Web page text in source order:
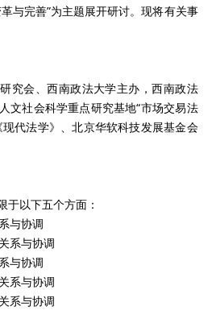
与完善”为主题展开研讨。现将有关事
究会、西南政法大学主办，西南政法
文社会科学重点研究基地“市场交易法
代法学》、北京华软科技发展基金会
于以下五个方面：
与协调
系与协调
与协调
系与协调
系与协调